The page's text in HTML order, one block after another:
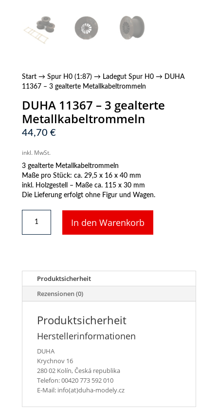
Start→ Spur H0 (1:87)→ Ladegut Spur H0→ DUHA
11367 – 3 gealterte Metallkabeltrommeln
DUHA 11367 – 3 gealterte
Metallkabeltrommeln
44,70 €
inkl. MwSt.
3 gealterte Metallkabeltrommeln
Maße pro Stück: ca. 29,5 x 16 x 40 mm
inkl. Holzgestell – Maße ca. 115 x 30 mm
Die Lieferung erfolgt ohne Figur und Wagen.
11367
-
Menge
In den Warenkorb
Produktsicherheit
Rezensionen (0)
Produktsicherheit
Herstellerinformationen
DUHA
Krychnov 16
280 02 Kolín, Česká republika
Telefon: 00420 773 592 010
E-Mail: info(at)duha-modely.cz